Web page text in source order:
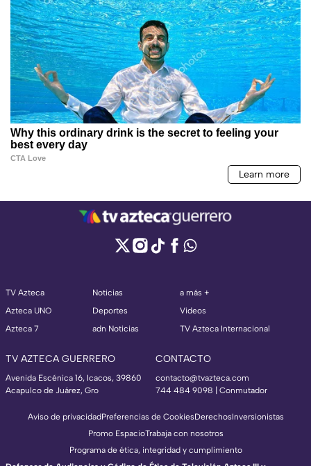
TV Azteca
Azteca UNO
Azteca 7
Noticias
Deportes
adn Noticias
a más +
Videos
TV Azteca Internacional
TV AZTECA GUERRERO
Avenida Escénica 16, Icacos, 39860
Acapulco de Juárez, Gro
CONTACTO
contacto@tvazteca.com
744 484 9098 | Conmutador
Aviso de privacidadPreferencias de CookiesDerechosInversionistas
Promo EspacioTrabaja con nosotros
Programa de ética, integridad y cumplimiento